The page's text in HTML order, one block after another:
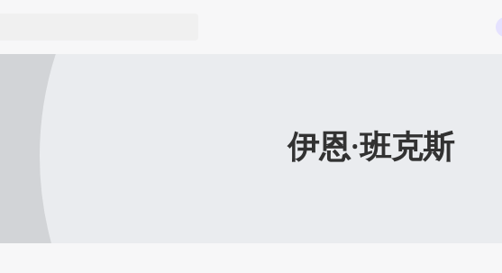
伊恩·班克斯